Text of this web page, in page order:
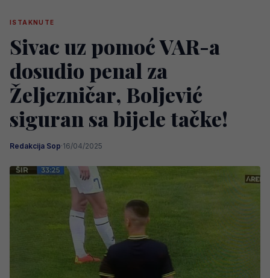
ISTAKNUTE
Sivac uz pomoć VAR-a
dosudio penal za
Željezničar, Boljević
siguran sa bijele tačke!
Redakcija Sop·16/04/2025